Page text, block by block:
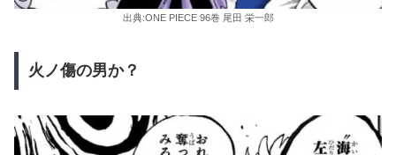
出典:ONE PIECE 96巻 尾田 栄一郎
火ノ傷の男か？